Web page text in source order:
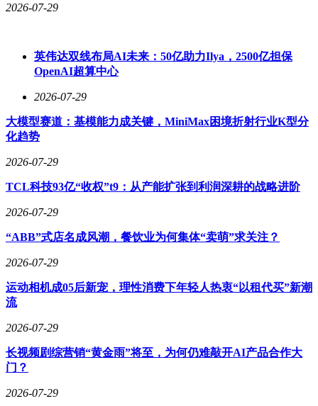
2026-07-29
英伟达双线布局AI未来：50亿助力Ilya，2500亿担保
OpenAI超算中心
2026-07-29
大模型赛道：基模能力成关键，MiniMax困境折射行业K型分
化趋势
2026-07-29
TCL科技93亿“收权”t9：从产能扩张到利润深耕的战略进阶
2026-07-29
“ABB”式店名成风潮，餐饮业为何集体“卖萌”求关注？
2026-07-29
运动相机成05后新宠，理性消费下年轻人热衷“以租代买”新潮
流
2026-07-29
长视频剧综营销“黄金雨”将至，为何仍难敲开AI产品合作大
门？
2026-07-29